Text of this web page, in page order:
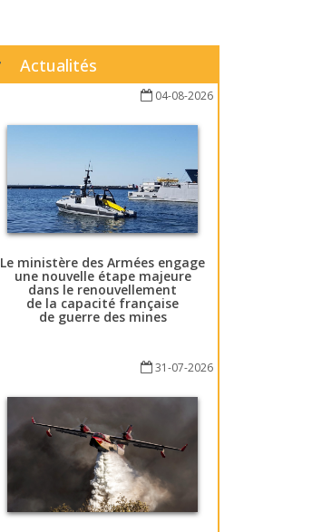
Actualités
04-08-2026
Le ministère des Armées engage
une nouvelle étape majeure
dans le renouvellement
de la capacité française
de guerre des mines
31-07-2026